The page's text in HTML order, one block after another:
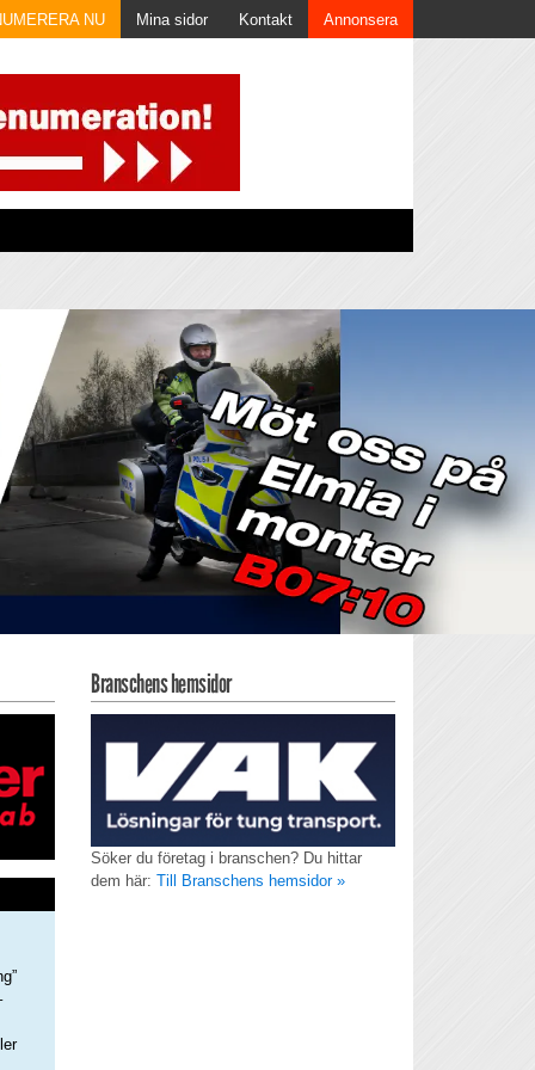
NU Mina sidor Kontakt Annonsera
Branschens hemsidor
Söker du företag i branschen? Du hittar
dem här: Till Branschens hemsidor »